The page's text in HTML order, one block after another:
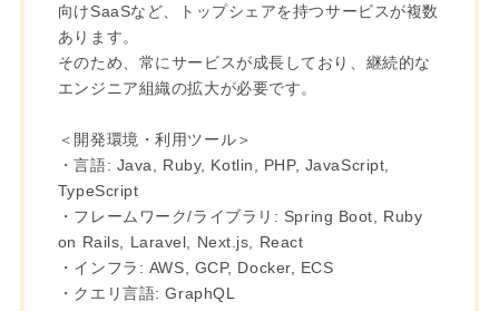
向けSaaSなど、トップシェアを持つサービスが複数
あります。
そのため、常にサービスが成長しており、継続的な
エンジニア組織の拡大が必要です。
＜開発環境・利用ツール＞
・言語: Java, Ruby, Kotlin, PHP, JavaScript,
TypeScript
・フレームワーク/ライブラリ: Spring Boot, Ruby
on Rails, Laravel, Next.js, React
・インフラ: AWS, GCP, Docker, ECS
・クエリ言語: GraphQL